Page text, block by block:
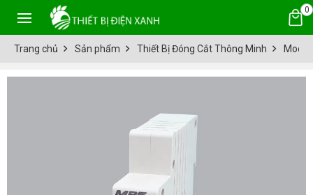
0
Trang chủ Sản phẩm Thiết Bị Đóng Cắt Thông Minh